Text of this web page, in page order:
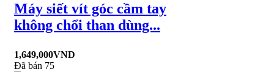
Máy siết vít góc cầm tay
không chổi than dùng...
1,649,000VND
Đã bán 75